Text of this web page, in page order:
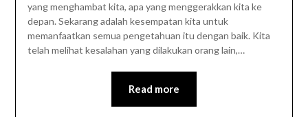
yang menghambat kita, apa yang menggerakkan kita ke
depan. Sekarang adalah kesempatan kita untuk
memanfaatkan semua pengetahuan itu dengan baik. Kita
telah melihat kesalahan yang dilakukan orang lain,…
Read more